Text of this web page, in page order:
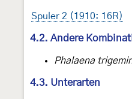
Spuler 2 (1910: 16R)
4.2. Andere
Phalaena
4.3. Unterarten